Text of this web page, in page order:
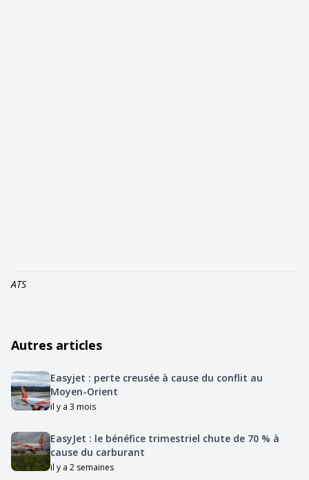
ATS
Autres articles
Easyjet : perte creusée à cause du conflit au
Moyen-Orient
il y a 3 mois
EasyJet : le bénéfice trimestriel chute de 70 % à
cause du carburant
il y a 2 semaines